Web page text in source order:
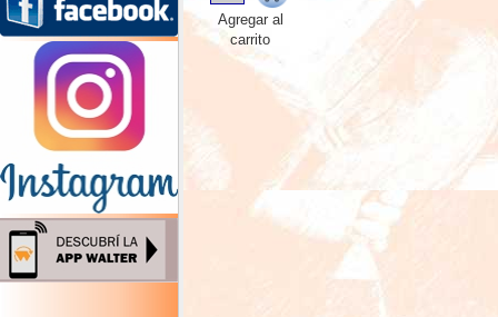
Agregar al
carrito